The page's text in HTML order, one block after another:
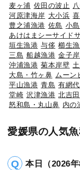
麦ヶ浦 佐田の波止
河原津海岸 大小浜
豊之浦漁港 佐島 小島
あけはまシーサイド
垣生漁港 与侈 櫛生
三島 船越漁港 金子
沖浦漁港 菊本岸壁
大島・竹ヶ鼻 ムーン
平山漁港 青島 有網
堂崎 沢津漁港 北吉田
怒和島・丸山鼻 内の
愛媛県の人気
本日（2026